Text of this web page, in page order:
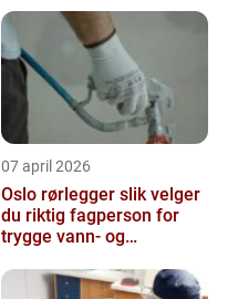
07 april 2026
Oslo rørlegger slik velger
du riktig fagperson for
trygge vann- og